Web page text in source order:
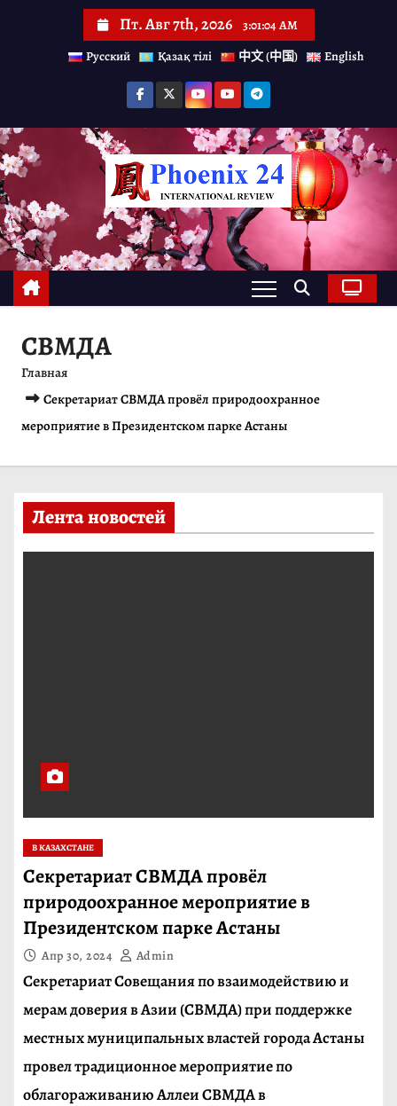
й
т
и
к
с
о
о
Пт. Авг 7th, 2026
3:01:04 AM
Русский
Қазақ тілі 中文 (中国) English
СВМДА
Главная
Секретариат СВМДА провёл природоохранное
мероприятие в Президентском парке Астаны
Лента новостей
В КАЗАХСТАНЕ
Секретариат СВМДА провёл
природоохранное мероприятие в
Президентском парке Астаны
Апр 30, 2024 Admin
Секретариат Совещания по взаимодействию и
мерам доверия в Азии (СВМДА) при поддержке
местных муниципальных властей города Астаны
провел традиционное мероприятие по
облагораживанию Аллеи СВМДА в